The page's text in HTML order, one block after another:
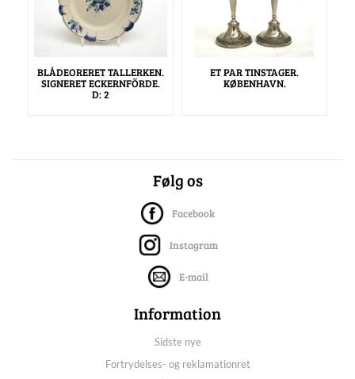
BLÅDEORERET TALLERKEN.
SIGNERET ECKERNFÖRDE.
D: 2
ET PAR TINSTAGER.
KØBENHAVN.
Følg os
Facebook
Instagram
E-mail
Information
Sidste nye
Fortrydelses- og reklamationret